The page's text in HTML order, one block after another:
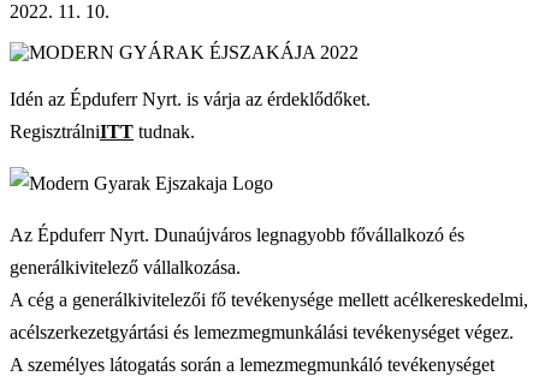
2022. 11. 10.
Idén az Épduferr Nyrt. is várja az érdeklődőket.
RegisztrálniITT tudnak.
Az Épduferr Nyrt. Dunaújváros legnagyobb fővállalkozó és
generálkivitelező vállalkozása.
A cég a generálkivitelezői fő tevékenysége mellett acélkereskedelmi,
acélszerkezetgyártási és lemezmegmunkálási tevékenységet végez.
A személyes látogatás során a lemezmegmunkáló tevékenységet